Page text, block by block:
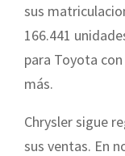
sus
166.441
para Toyota
más.
Chrysler sigue
sus ventas. En